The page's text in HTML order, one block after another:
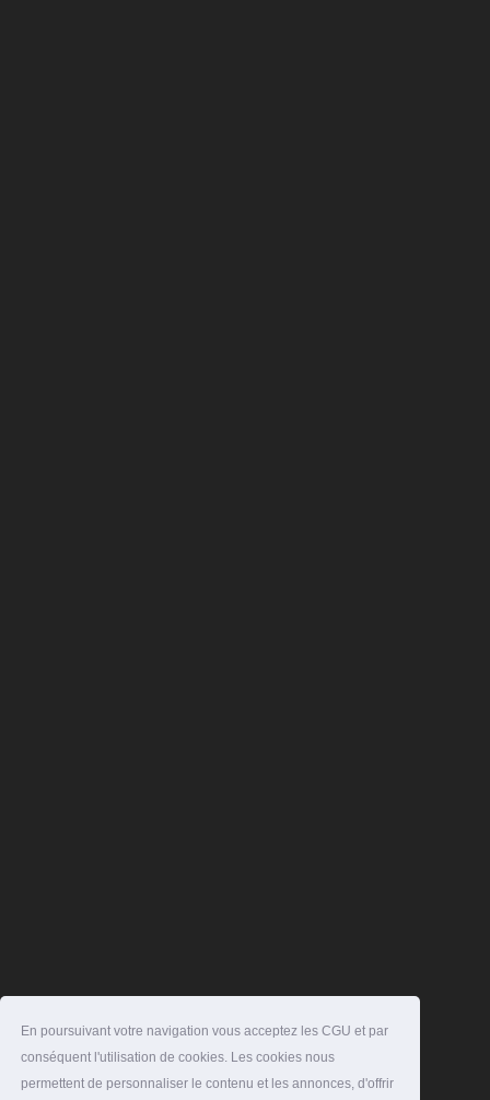
En poursuivant votre navigation vous acceptez les CGU et par
conséquent l'utilisation de cookies. Les cookies nous
permettent de personnaliser le contenu et les annonces, d'offrir